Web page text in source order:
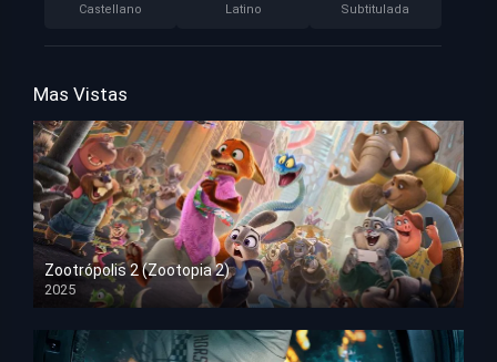
Castellano Latino Subtitulada
Mas Vistas
Zootrópolis 2 (Zootopia 2)
2025
HD 1080p